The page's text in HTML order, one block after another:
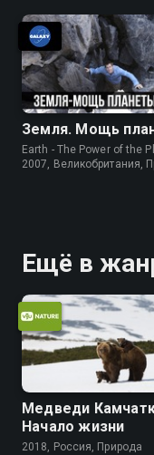
Земля. Мощь
Earth - The Power of the
2007, Великобритания,
Ещё в
Медведи
Начало жизни
2018, Россия, Природа